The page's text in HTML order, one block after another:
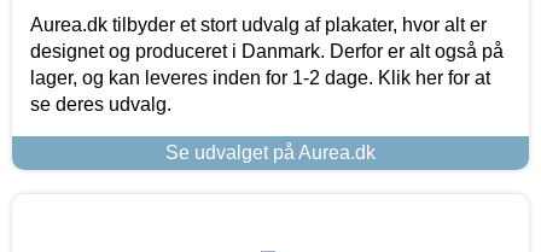
Aurea.dk tilbyder et stort udvalg af plakater, hvor alt er
designet og produceret i Danmark. Derfor er alt også på
lager, og kan leveres inden for 1-2 dage. Klik her for at
se deres udvalg.
Se udvalget på Aurea.dk